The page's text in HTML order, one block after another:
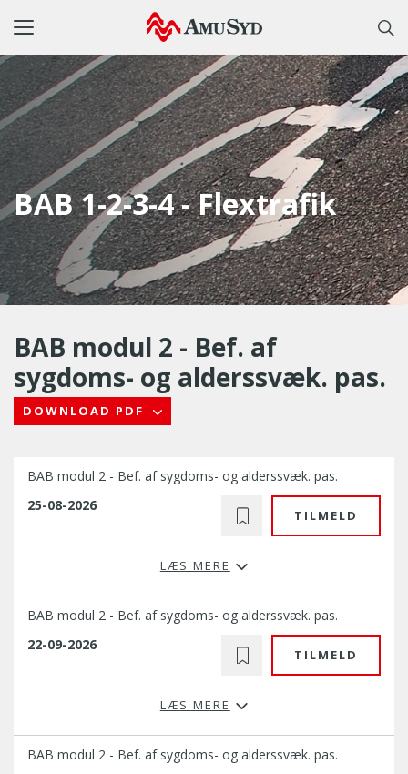
Toggle
BAB 1-2-3-4 - Flextrafik
BAB modul 2 - Bef. af
sygdoms- og alderssvæk. pas.
DOWNLOAD PDF
25-08-2026
BAB modul 2 - Bef. af sygdoms- og alderssvæk. pas.
LÆS MERE
TILMELD
22-09-2026
BAB modul 2 - Bef. af sygdoms- og alderssvæk. pas.
LÆS MERE
TILMELD
BAB modul 2 - Bef. af sygdoms- og alderssvæk. pas.